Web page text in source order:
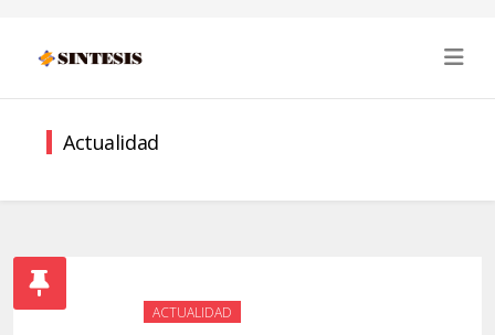
Actualidad
ACTUALIDAD